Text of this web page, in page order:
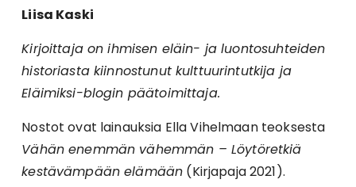
Liisa Kaski
Kirjoittaja on ihmisen eläin- ja luontosuhteiden
historiasta kiinnostunut kulttuurintutkija ja
Eläimiksi-blogin päätoimittaja.
Nostot ovat lainauksia Ella Vihelmaan teoksesta
Vähän enemmän vähemmän – Löytöretkiä
kestävämpään elämään (Kirjapaja 2021).